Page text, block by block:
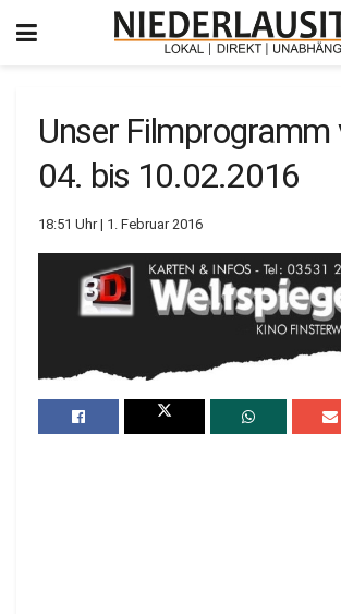
Unser Filmprogramm
04. bis 10.02.2016
18:51 Uhr | 1. Februar 2016